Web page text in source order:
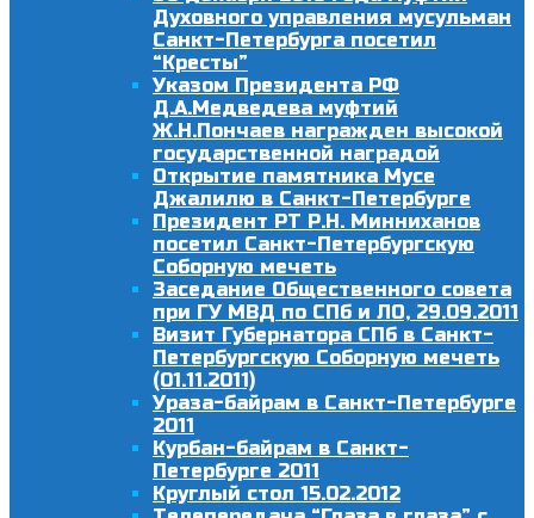
Духовного управления мусульман
Санкт-Петербурга посетил
“Кресты”
Указом Президента РФ
Д.А.Медведева муфтий
Ж.Н.Пончаев награжден высокой
государственной наградой
Открытие памятника Мусе
Джалилю в Санкт-Петербурге
Президент РТ Р.Н. Минниханов
посетил Санкт-Петербургскую
Соборную мечеть
Заседание Общественного совета
при ГУ МВД по СПб и ЛО, 29.09.2011
Визит Губернатора СПб в Санкт-
Петербургскую Соборную мечеть
(01.11.2011)
Ураза-байрам в Санкт-Петербурге
2011
Курбан-байрам в Санкт-
Петербурге 2011
Круглый стол 15.02.2012